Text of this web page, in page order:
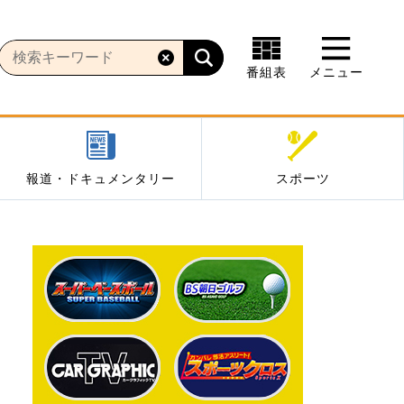
番組表 メニュー
報道・ドキュメンタリー スポーツ